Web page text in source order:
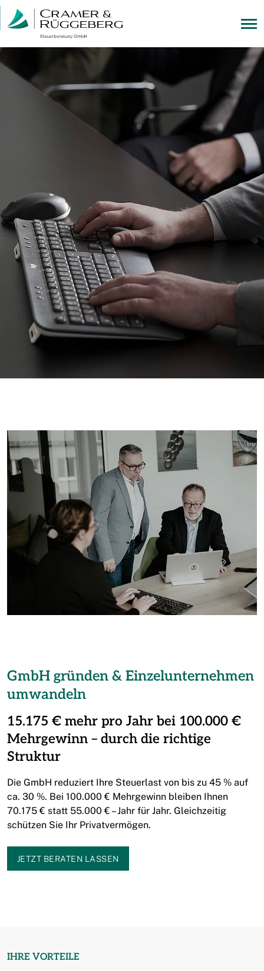
GmbH gründen & Einzelunternehmen
umwandeln
15.175 € mehr pro Jahr bei 100.000 €
Mehrgewinn – durch die richtige
Struktur
Die GmbH reduziert Ihre Steuerlast von bis zu 45 % auf
ca. 30 %. Bei 100.000 € Mehrgewinn bleiben Ihnen
70.175 € statt 55.000 € – Jahr für Jahr. Gleichzeitig
schützen Sie Ihr Privatvermögen.
JETZT BERATEN LASSEN
IHRE VORTEILE